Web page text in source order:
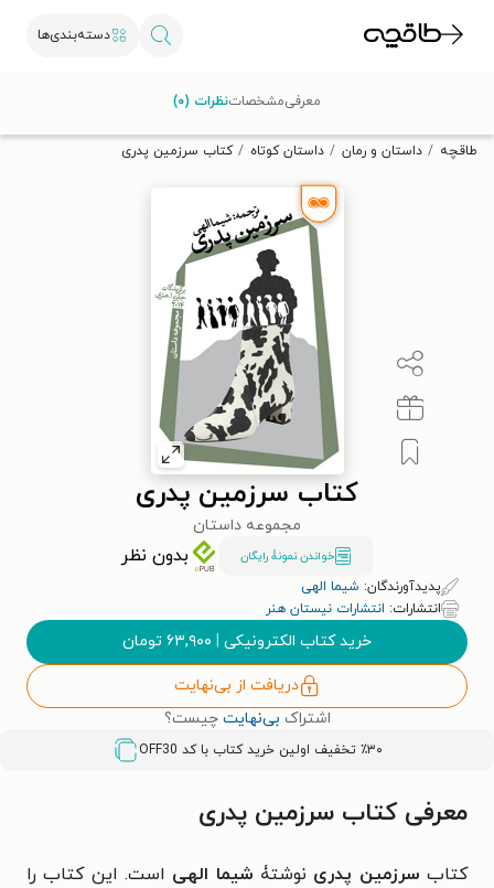
دسته‌بندی‌ها
تخفیف از طاقچه دریافت کن.
طاقچه داستان و رمان داستان کوتاه کتاب سرزمین پدری
کتاب سرزمین پدری
مجموعه داستان
خواندن نمونۀ رایگان بدون نظر
پدیدآورندگان: شیما الهی
انتشارات: انتشارات نیستان هنر
خرید کتاب الکترونیکی | ۶۳,۹۰۰ تومان
دریافت از بی‌نهایت
اشتراک بی‌نهایت چیست؟
٪۳۰ تخفیف اولین خرید کتاب با کد OFF30
معرفیمشخصاتنظرات (۰)
معرفی کتاب سرزمین پدری
کتاب سرزمین پدری نوشتۀ شیما الهی است. این کتاب را